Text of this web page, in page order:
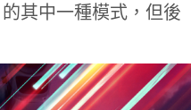
其中一種模式，但後